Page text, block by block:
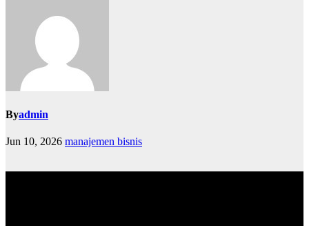
Byadmin
Jun 10, 2026 manajemen bisnis